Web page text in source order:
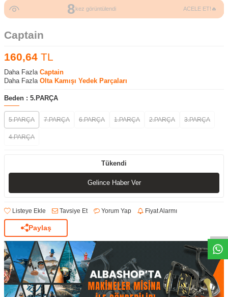
8 kez görüntülendi ACELE ET!🔥
Captain
160,64 TL
Daha Fazla Captain
Daha Fazla Olta Kamışı Yedek Parçaları
Beden : 5.PARÇA
5.PARÇA 7.PARÇA 6.PARÇA 1.PARÇA 2.PARÇA 3.PARÇA
4.PARÇA
Tükendi
Gelince Haber Ver
Listeye Ekle Tavsiye Et Yorum Yap Fiyat Alarmı
Paylaş